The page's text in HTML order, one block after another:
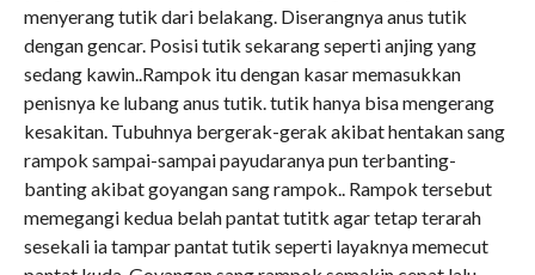
menyerang tutik dari belakang. Diserangnya anus tutik
dengan gencar. Posisi tutik sekarang seperti anjing yang
sedang kawin..Rampok itu dengan kasar memasukkan
penisnya ke lubang anus tutik. tutik hanya bisa mengerang
kesakitan. Tubuhnya bergerak-gerak akibat hentakan sang
rampok sampai-sampai payudaranya pun terbanting-
banting akibat goyangan sang rampok.. Rampok tersebut
memegangi kedua belah pantat tutitk agar tetap terarah
sesekali ia tampar pantat tutik seperti layaknya memecut